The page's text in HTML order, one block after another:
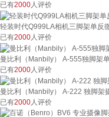
已有2000人评价
轻装时代Q999LA相机三脚架单反
已有2000人评价
曼比利（Manbily） A-555独脚架
已有2000 人评价
曼比利（Manbily） A-222 独脚架
已有2000 人评价